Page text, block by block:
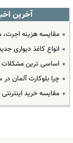
آخرین
مقایسه هزینه اجرت،
انواع کاغذ دیواری
اساسی ترین
چرا بلوکارت آلمان در سال 2024 بهترین
مقایسه خرید